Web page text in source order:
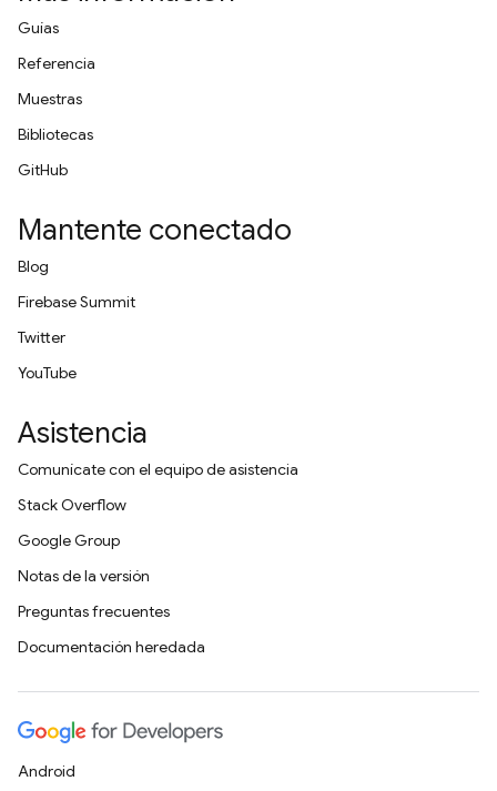
Guías
Referencia
Muestras
Bibliotecas
GitHub
Mantente conectado
Blog
Firebase Summit
Twitter
YouTube
Asistencia
Comunícate con el equipo de asistencia
Stack Overflow
Google Group
Notas de la versión
Preguntas frecuentes
Documentación heredada
Android